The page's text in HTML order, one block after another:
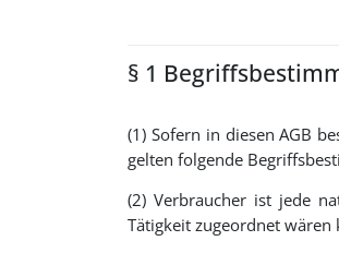
§ 1
(1) Sofern in diesen AGB
gelten folgende
(2) Verbraucher ist jede
Tätigkeit zugeordnet wären